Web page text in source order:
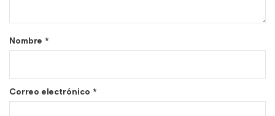
Nombre *
Correo electrónico *